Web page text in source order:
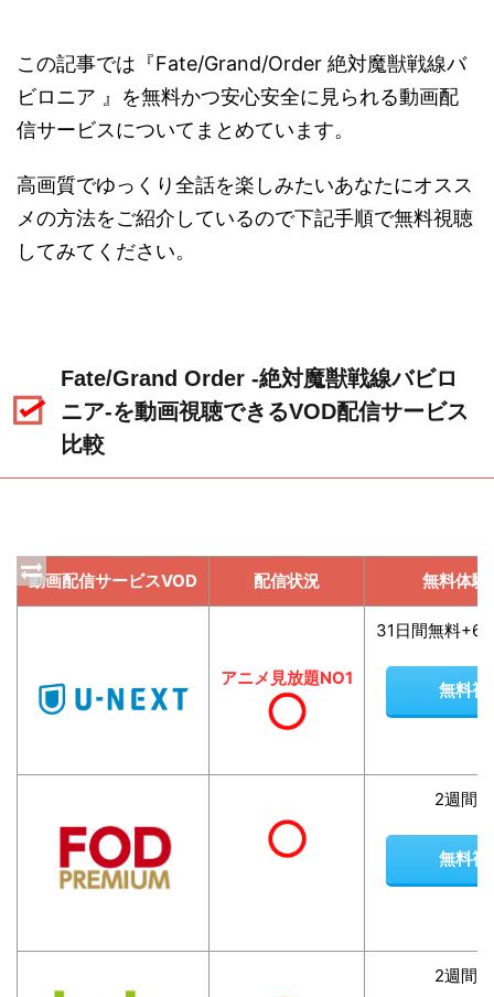
この記事では『Fate/Grand/Order 絶対魔獣戦線バ
ビロニア 』を無料かつ安心安全に見られる動画配
信サービスについてまとめています。
高画質でゆっくり全話を楽しみたいあなたにオスス
メの方法をご紹介しているので下記手順で無料視聴
してみてください。
Fate/Grand Order -絶対魔獣戦線バビロ
ニア-を動画視聴できるVOD配信サービス
比較
動画配信サービスVOD 配信状況 無料体験
アニメ見放題NO1
31日間無料
無料視
2週間
無料視
2週間